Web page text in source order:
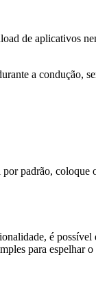
de aplicativos
a condução,
padrão, coloque
é
para espelhar